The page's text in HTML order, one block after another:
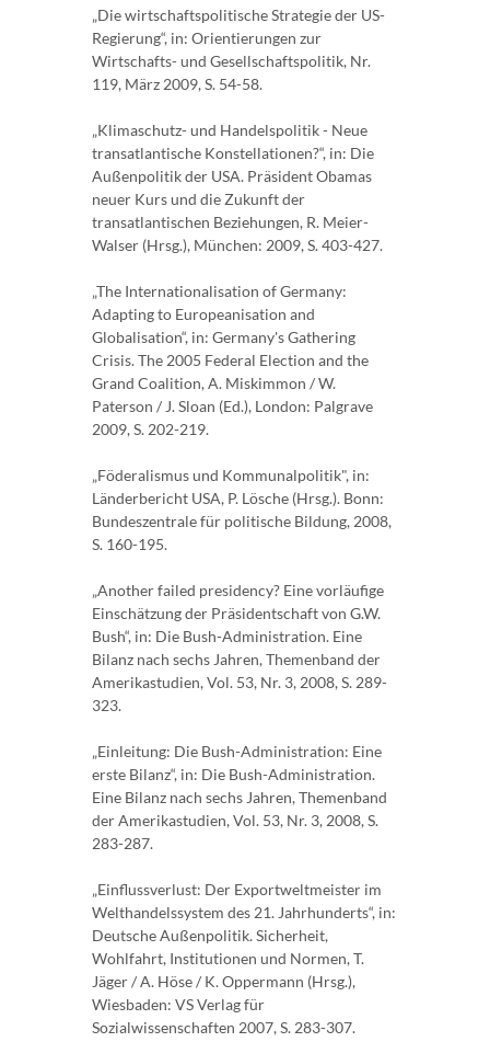
„Die wirtschaftspolitische Strategie der US-
Regierung“, in: Orientierungen zur
Wirtschafts- und Gesellschaftspolitik, Nr.
119, März 2009, S. 54-58.
„Klimaschutz- und Handelspolitik - Neue
transatlantische Konstellationen?“, in: Die
Außenpolitik der USA. Präsident Obamas
neuer Kurs und die Zukunft der
transatlantischen Beziehungen, R. Meier-
Walser (Hrsg.), München: 2009, S. 403-427.
„The Internationalisation of Germany:
Adapting to Europeanisation and
Globalisation“, in: Germany's Gathering
Crisis. The 2005 Federal Election and the
Grand Coalition, A. Miskimmon / W.
Paterson / J. Sloan (Ed.), London: Palgrave
2009, S. 202-219.
„Föderalismus und Kommunalpolitik", in:
Länderbericht USA, P. Lösche (Hrsg.). Bonn:
Bundeszentrale für politische Bildung, 2008,
S. 160-195.
„Another failed presidency? Eine vorläufige
Einschätzung der Präsidentschaft von G.W.
Bush“, in: Die Bush-Administration. Eine
Bilanz nach sechs Jahren, Themenband der
Amerikastudien, Vol. 53, Nr. 3, 2008, S. 289-
323.
„Einleitung: Die Bush-Administration: Eine
erste Bilanz“, in: Die Bush-Administration.
Eine Bilanz nach sechs Jahren, Themenband
der Amerikastudien, Vol. 53, Nr. 3, 2008, S.
283-287.
„Einflussverlust: Der Exportweltmeister im
Welthandelssystem des 21. Jahrhunderts“, in:
Deutsche Außenpolitik. Sicherheit,
Wohlfahrt, Institutionen und Normen, T.
Jäger / A. Höse / K. Oppermann (Hrsg.),
Wiesbaden: VS Verlag für
Sozialwissenschaften 2007, S. 283-307.